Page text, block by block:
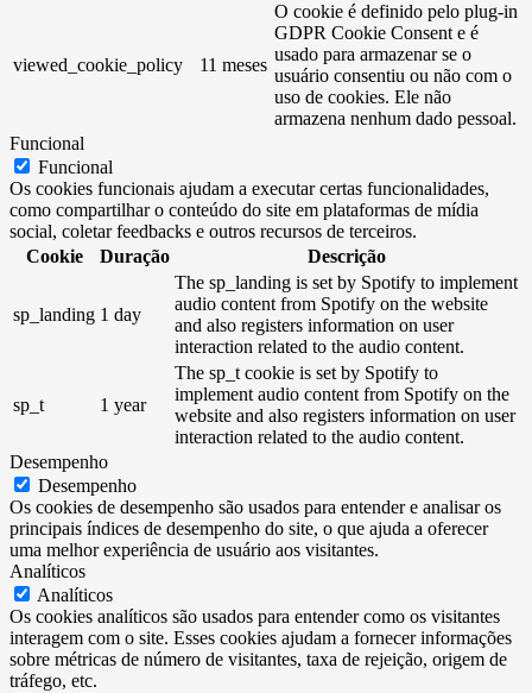
viewed_cookie_policy 11 meses
O cookie é definido pelo plug-in
GDPR Cookie Consent e é
usado para armazenar se o
usuário consentiu ou não com o
uso de cookies. Ele não
armazena nenhum dado pessoal.
Funcional
Funcional
Os cookies funcionais ajudam a executar certas funcionalidades,
como compartilhar o conteúdo do site em plataformas de mídia
social, coletar feedbacks e outros recursos de terceiros.
Cookie
Duração Descrição
sp_landing 1 day
The sp_landing is set by Spotify to implement
audio content from Spotify on the website
and also registers information on user
interaction related to the audio content.
sp_t 1 year
The sp_t cookie is set by Spotify to
implement audio content from Spotify on the
website and also registers information on user
interaction related to the audio content.
Desempenho
Desempenho
Os cookies de desempenho são usados ​​para entender e analisar os
principais índices de desempenho do site, o que ajuda a oferecer
uma melhor experiência de usuário aos visitantes.
Analíticos
Analíticos
Os cookies analíticos são usados ​​para entender como os visitantes
interagem com o site. Esses cookies ajudam a fornecer informações
sobre métricas de número de visitantes, taxa de rejeição, origem de
tráfego, etc.